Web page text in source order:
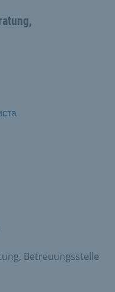
Betreuungsstelle